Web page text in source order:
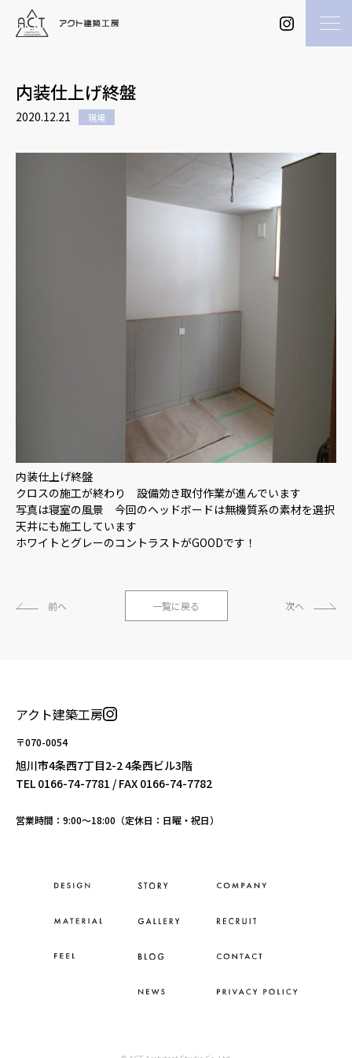
内装仕上げ終盤
2020.12.21 現場
内装仕上げ終盤
クロスの施工が終わり 設備効き取付作業が進んでいます
写真は寝室の風景 今回のヘッドボードは無機質系の素材を選択
天井にも施工しています
ホワイトとグレーのコントラストがGOODです！
前へ 一覧に戻る 次へ
アクト建築工房
〒070-0054
旭川市4条西7丁目2-2 4条西ビル3階
TEL 0166-74-7781 / FAX 0166-74-7782
営業時間：9:00〜18:00（定休日：日曜・祝日）